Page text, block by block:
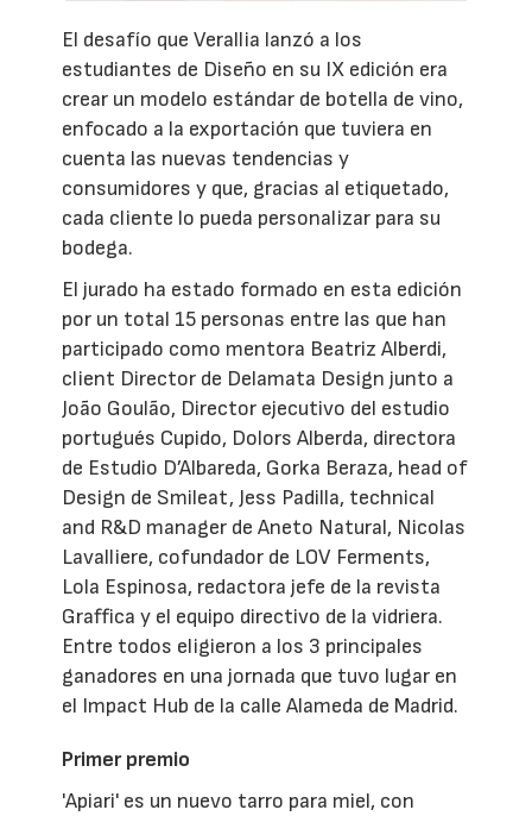
El desafío que Verallia lanzó a los
estudiantes de Diseño en su IX edición era
crear un modelo estándar de botella de vino,
enfocado a la exportación que tuviera en
cuenta las nuevas tendencias y
consumidores y que, gracias al etiquetado,
cada cliente lo pueda personalizar para su
bodega.
El jurado ha estado formado en esta edición
por un total 15 personas entre las que han
participado como mentora Beatriz Alberdi,
client Director de Delamata Design junto a
João Goulão, Director ejecutivo del estudio
portugués Cupido, Dolors Alberda, directora
de Estudio D’Albareda, Gorka Beraza, head of
Design de Smileat, Jess Padilla, technical
and R&D manager de Aneto Natural, Nicolas
Lavalliere, cofundador de LOV Ferments,
Lola Espinosa, redactora jefe de la revista
Graffica y el equipo directivo de la vidriera.
Entre todos eligieron a los 3 principales
ganadores en una jornada que tuvo lugar en
el Impact Hub de la calle Alameda de Madrid.
Primer premio
'Apiari' es un nuevo tarro para miel, con